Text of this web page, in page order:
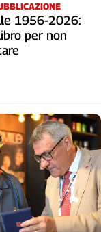
1956-2026:
per non